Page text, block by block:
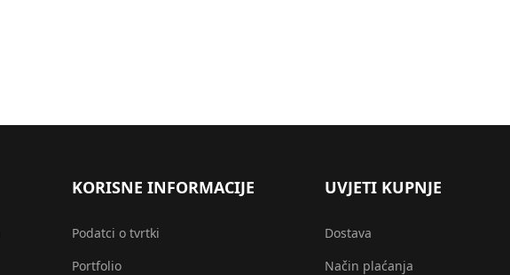
KORISNE INFORMACIJE
Podatci o tvrtki
Portfolio
UVJETI KUPNJE
Dostava
Način plaćanja